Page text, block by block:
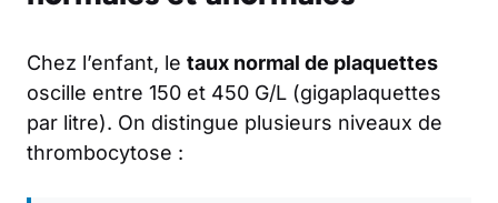
Chez l’enfant, le taux normal de plaquettes
oscille entre 150 et 450 G/L (gigaplaquettes
par litre). On distingue plusieurs niveaux de
thrombocytose :